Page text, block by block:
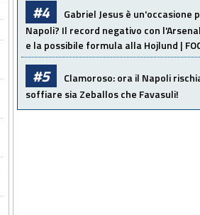
#4
Gabriel Jesus è un'occasione
Napoli? Il record negativo con
e la possibile formula alla Hojlund |
#5
Clamoroso: ora il Napoli
soffiare sia Zeballos che Favasuli!